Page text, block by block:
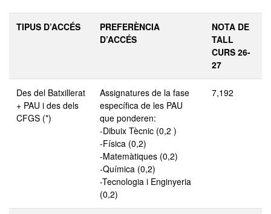
TIPUS D’ACCÉS
PREFERÈNCIA
D’ACCÉS
NOTA DE
TALL
CURS 26-
27
Des del Batxillerat
+ PAU i des dels
CFGS (*)
Assignatures de la fase
específica de les PAU
que ponderen:
-Dibuix Tècnic (0,2 )
-Física (0,2)
-Matemàtiques (0,2)
-Química (0,2)
-Tecnologia i Enginyeria
(0,2)
7,192